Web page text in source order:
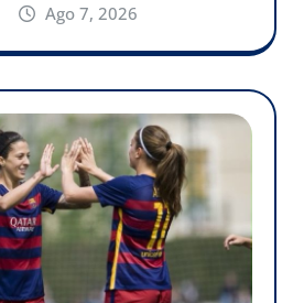
Ago 7, 2026